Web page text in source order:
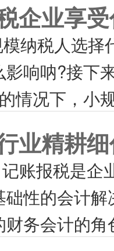
企业享
纳税人选
响呐?接下
情况下，小
业精耕
账报税是企
础性的会计
财务会计的